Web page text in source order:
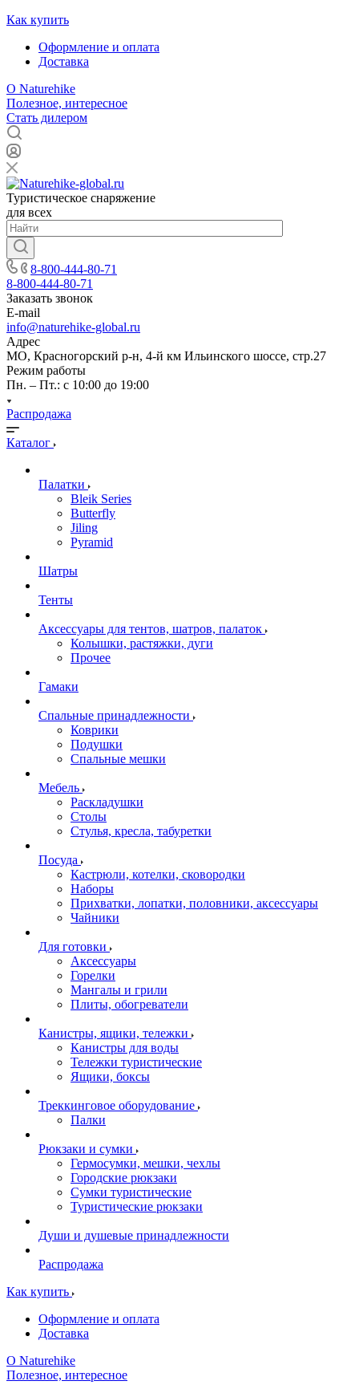
Как купить
Оформление и оплата
Доставка
О Naturehike
Полезное, интересное
Стать дилером
Туристическое снаряжение
для всех
8-800-444-80-71
8-800-444-80-71
Заказать звонок
E-mail
info@naturehike-global.ru
Адрес
МО, Красногорский р-н, 4-й км Ильинского шоссе, стр.27
Режим работы
Пн. – Пт.: с 10:00 до 19:00
Распродажа
Каталог
Палатки
Bleik Series
Butterfly
Jiling
Pyramid
Шатры
Тенты
Аксессуары для тентов, шатров, палаток
Колышки, растяжки, дуги
Прочее
Гамаки
Спальные принадлежности
Коврики
Подушки
Спальные мешки
Мебель
Раскладушки
Столы
Стулья, кресла, табуретки
Посуда
Кастрюли, котелки, сковородки
Наборы
Прихватки, лопатки, половники, аксессуары
Чайники
Для готовки
Аксессуары
Горелки
Мангалы и грили
Плиты, обогреватели
Канистры, ящики, тележки
Канистры для воды
Тележки туристические
Ящики, боксы
Треккинговое оборудование
Палки
Рюкзаки и сумки
Гермосумки, мешки, чехлы
Городские рюкзаки
Сумки туристические
Туристические рюкзаки
Души и душевые принадлежности
Распродажа
Как купить
Оформление и оплата
Доставка
О Naturehike
Полезное, интересное